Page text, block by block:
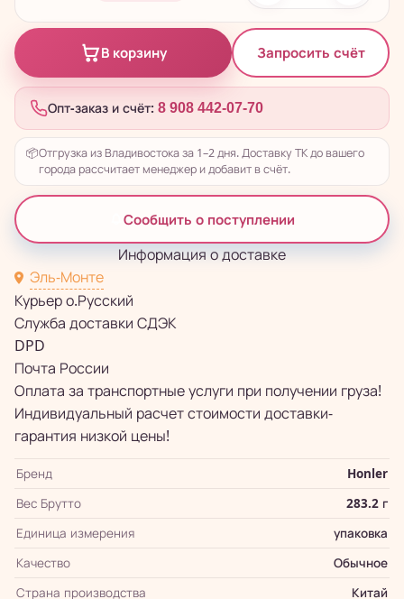
В корзину Запросить счёт
Опт-заказ и счёт: 8 908 442-07-70
📦Отгрузка из Владивостока за 1–2 дня. Доставку ТК до вашего
города рассчитает менеджер и добавит в счёт.
Сообщить о поступлении
Информация о доставке
Эль-Монте
Курьер о.Русский
Служба доставки СДЭК
DPD
Почта России
Оплата за транспортные услуги при получении груза!
Индивидуальный расчет стоимости доставки-
гарантия низкой цены!
Бренд
Honler
Вес Брутто
283.2 г
Единица измерения
упаковка
Качество
Обычное
Страна производства
Китай